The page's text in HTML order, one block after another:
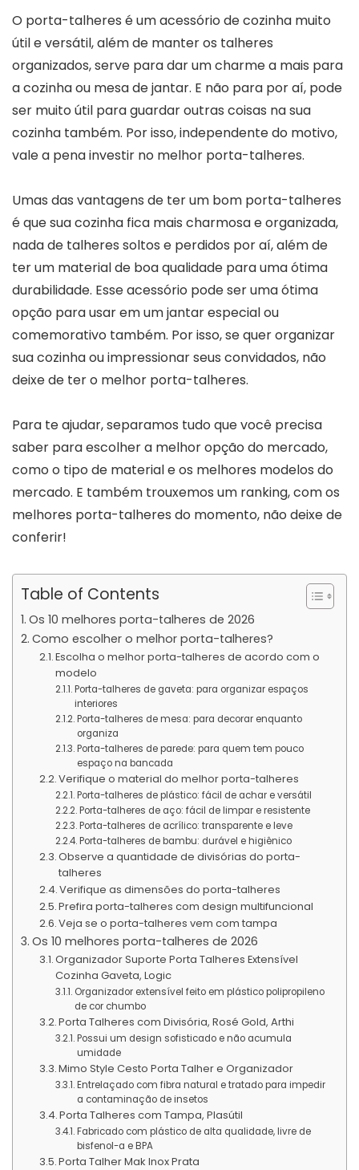
O porta-talheres é um acessório de cozinha muito
útil e versátil, além de manter os talheres
organizados, serve para dar um charme a mais para
a cozinha ou mesa de jantar. E não para por aí, pode
ser muito útil para guardar outras coisas na sua
cozinha também. Por isso, independente do motivo,
vale a pena investir no melhor porta-talheres.
Umas das vantagens de ter um bom porta-talheres
é que sua cozinha fica mais charmosa e organizada,
nada de talheres soltos e perdidos por aí, além de
ter um material de boa qualidade para uma ótima
durabilidade. Esse acessório pode ser uma ótima
opção para usar em um jantar especial ou
comemorativo também. Por isso, se quer organizar
sua cozinha ou impressionar seus convidados, não
deixe de ter o melhor porta-talheres.
Para te ajudar, separamos tudo que você precisa
saber para escolher a melhor opção do mercado,
como o tipo de material e os melhores modelos do
mercado. E também trouxemos um ranking, com os
melhores porta-talheres do momento, não deixe de
conferir!
Table of Contents
Os 10 melhores porta-talheres de 2026
Como escolher o melhor porta-talheres?
Escolha o melhor porta-talheres de acordo com o
modelo
Porta-talheres de gaveta: para organizar espaços
interiores
Porta-talheres de mesa: para decorar enquanto
organiza
Porta-talheres de parede: para quem tem pouco
espaço na bancada
Verifique o material do melhor porta-talheres
Porta-talheres de plástico: fácil de achar e versátil
Porta-talheres de aço: fácil de limpar e resistente
Porta-talheres de acrílico: transparente e leve
Porta-talheres de bambu: durável e higiênico
Observe a quantidade de divisórias do porta-
talheres
Verifique as dimensões do porta-talheres
Prefira porta-talheres com design multifuncional
Veja se o porta-talheres vem com tampa
Os 10 melhores porta-talheres de 2026
Organizador Suporte Porta Talheres Extensível
Cozinha Gaveta, Logic
Organizador extensível feito em plástico polipropileno
de cor chumbo
Porta Talheres com Divisória, Rosé Gold, Arthi
Possui um design sofisticado e não acumula
umidade
Mimo Style Cesto Porta Talher e Organizador
Entrelaçado com fibra natural e tratado para impedir
a contaminação de insetos
Porta Talheres com Tampa, Plasútil
Fabricado com plástico de alta qualidade, livre de
bisfenol-a e BPA
Porta Talher Mak Inox Prata